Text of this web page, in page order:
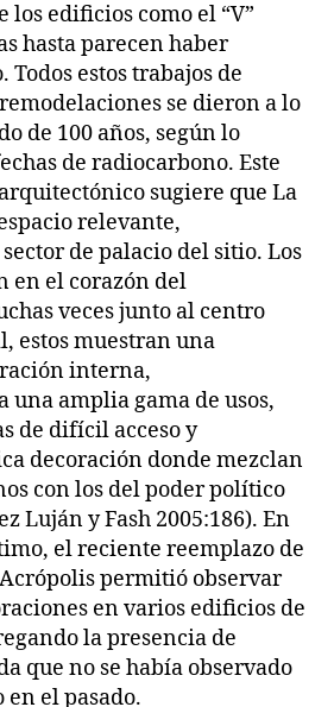
los edificios como el “V”
hasta parecen haber
Todos estos trabajos de
se dieron a lo
de 100 años, según lo
de radiocarbono. Este
sugiere que La
relevante,
de palacio del sitio. Los
en el corazón del
veces junto al centro
estos muestran una
interna,
una amplia gama de usos,
de difícil acceso y
decoración donde mezclan
con los del poder político
Luján y Fash 2005:186). En
el reciente reemplazo de
permitió observar
en varios edificios de
la presencia de
que no se había observado
el pasado.